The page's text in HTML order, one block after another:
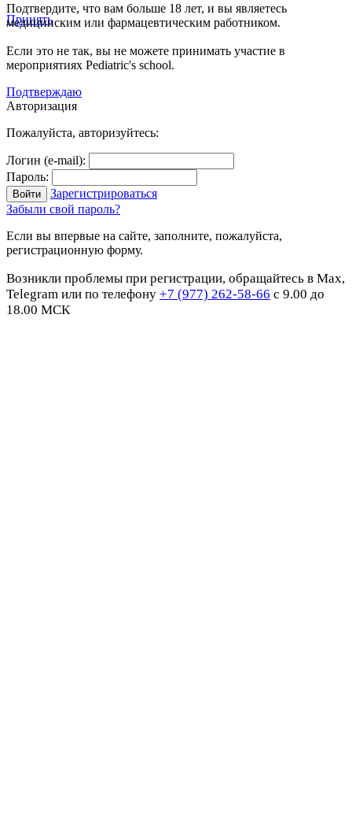
Принять
Подтвердите, что вам больше 18 лет, и вы являетесь
медицинским или фармацевтическим работником.
Если это не так, вы не можете принимать участие в
мероприятиях Pediatric's school.
Подтверждаю
Авторизация
Пожалуйста, авторизуйтесь:
Логин (e-mail):
Пароль:
Зарегистрироваться
Забыли свой пароль?
Если вы впервые на сайте, заполните, пожалуйста,
регистрационную форму.
Возникли проблемы при регистрации, обращайтесь в Max,
Telegram или по телефону +7 (977) 262-58-66 с 9.00 до
18.00 МСК